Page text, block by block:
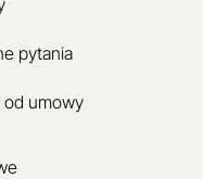
pytania
od umowy